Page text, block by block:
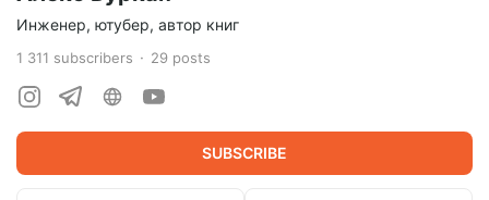
Инженер, ютубер, автор книг
1 311 subscribers 29 posts
SUBSCRIBE